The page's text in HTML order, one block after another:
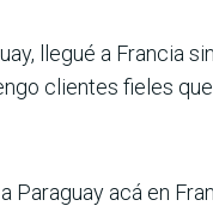
llegué a Francia
clientes fieles
acá en